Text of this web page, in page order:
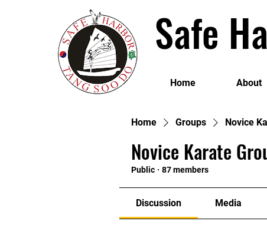
Safe
Home About
Home Groups Novice
Novice Karate
Public · 87 members
Discussion Media